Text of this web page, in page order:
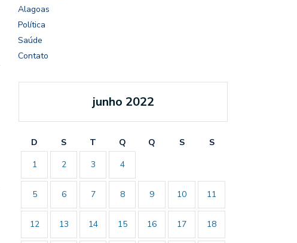
Alagoas
Política
Saúde
Contato
junho 2022
D S T Q Q S
S
1
2 3 4
5 6 7 8 9 10 11
12 13 14 15 16 17 18